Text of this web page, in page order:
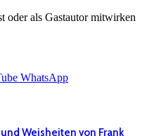
oder als Gastautor mitwirken
WhatsApp
Weisheiten von Frank